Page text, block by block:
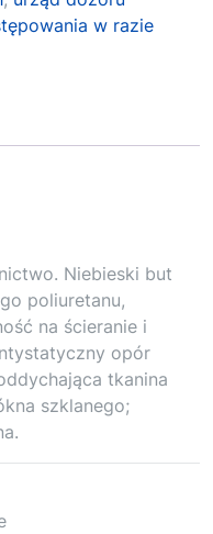
w razie
Niebieski but
poliuretanu,
na ścieranie i
opór
tkanina
szklanego;